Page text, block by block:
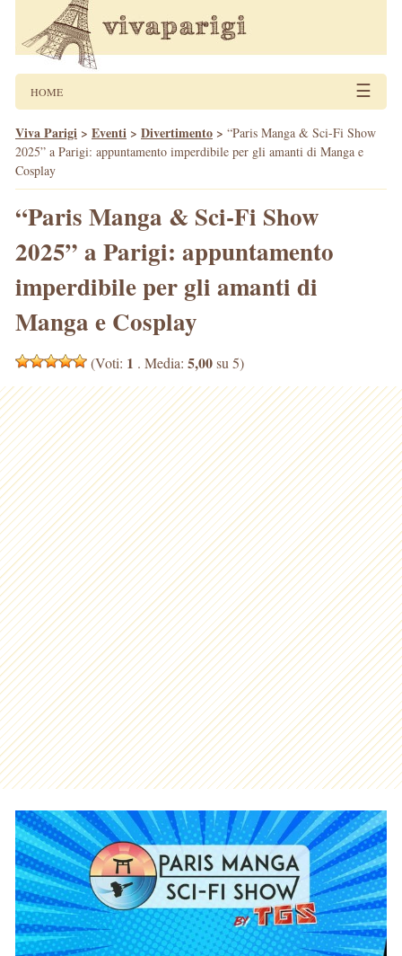
HOME ☰
Viva Parigi > Eventi > Divertimento > “Paris Manga & Sci-Fi Show
2025” a Parigi: appuntamento imperdibile per gli amanti di Manga e
Cosplay
“Paris Manga & Sci-Fi Show
2025” a Parigi: appuntamento
imperdibile per gli amanti di
Manga e Cosplay
(Voti: 1 . Media: 5,00su 5)